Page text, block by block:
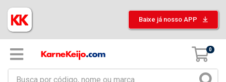
Baixe já nosso APP
0